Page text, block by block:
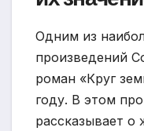
Одним из
произведений
роман «Круг
году. В этом
рассказывает о